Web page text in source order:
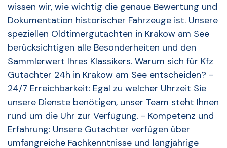
wissen wir, wie wichtig die genaue Bewertung und
Dokumentation historischer Fahrzeuge ist. Unsere
speziellen Oldtimergutachten in Krakow am See
berücksichtigen alle Besonderheiten und den
Sammlerwert Ihres Klassikers. Warum sich für Kfz
Gutachter 24h in Krakow am See entscheiden? -
24/7 Erreichbarkeit: Egal zu welcher Uhrzeit Sie
unsere Dienste benötigen, unser Team steht Ihnen
rund um die Uhr zur Verfügung. - Kompetenz und
Erfahrung: Unsere Gutachter verfügen über
umfangreiche Fachkenntnisse und langjährige